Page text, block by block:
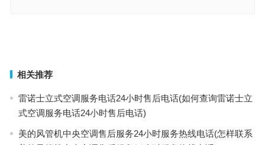
相关推荐
雷诺士立式空调服务电话24小时售后电话(如何查询雷诺士立
式空调服务电话24小时售后电话)
美的风管机中央空调售后服务24小时服务热线电话(怎样联系